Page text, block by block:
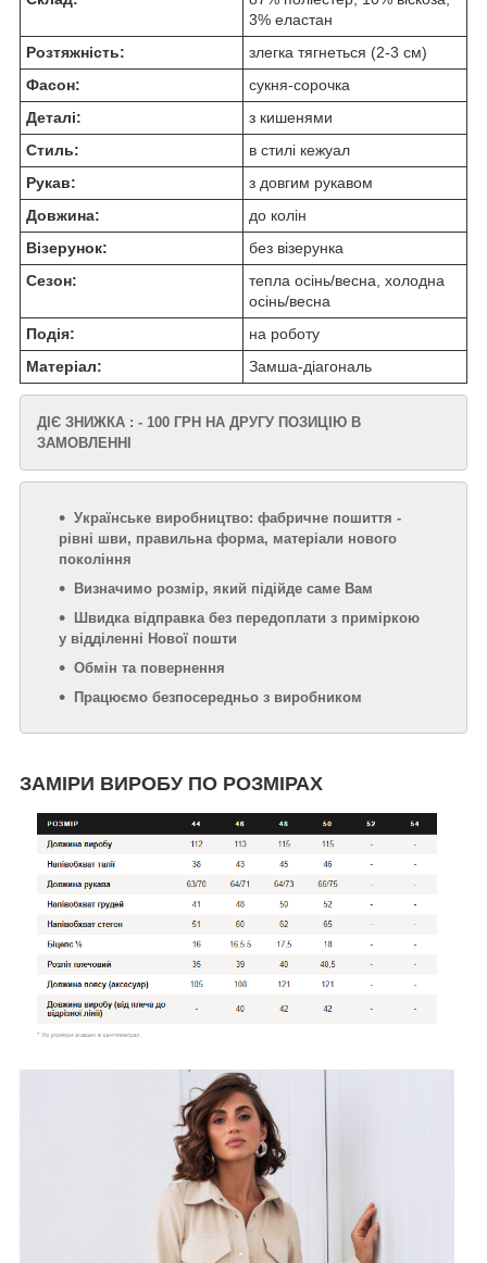
3% еластан
Розтяжність:
злегка тягнеться (2-3 см)
Фасон:
сукня-сорочка
Деталі:
з кишенями
Стиль:
в стилі кежуал
Рукав:
з довгим рукавом
Довжина:
до колін
Візерунок:
без візерунка
Сезон:
тепла осінь/весна, холодна
осінь/весна
Подія:
на роботу
Матеріал:
Замша-діагональ
ДІЄ ЗНИЖКА : - 100 ГРН НА ДРУГУ ПОЗИЦІЮ В
ЗАМОВЛЕННІ
Українське виробництво: фабричне пошиття -
рівні шви, правильна форма, матеріали нового
покоління
Визначимо розмір, який підійде саме Вам
Швидка відправка без передоплати з приміркою
у відділенні Нової пошти
Обмін та повернення
Працюємо безпосередньо з виробником
ЗАМІРИ ВИРОБУ ПО РОЗМІРАХ